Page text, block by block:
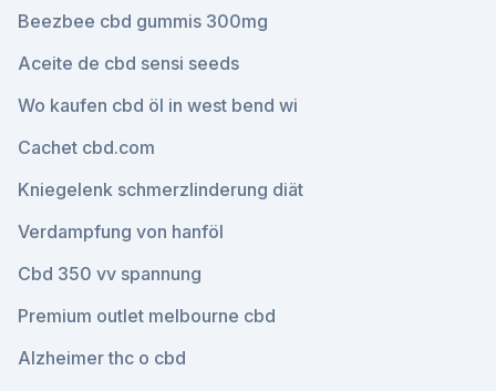
Beezbee cbd gummis 300mg
Aceite de cbd sensi seeds
Wo kaufen cbd öl in west bend wi
Cachet cbd.com
Kniegelenk schmerzlinderung diät
Verdampfung von hanföl
Cbd 350 vv spannung
Premium outlet melbourne cbd
Alzheimer thc o cbd